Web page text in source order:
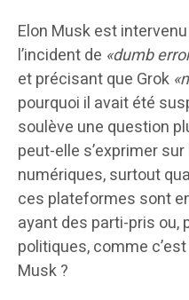
Elon Musk est
l’incident de «dumb
et précisant que Grok
pourquoi il avait été
soulève une question
peut-elle s’exprimer
numériques, surtout
ces plateformes sont
ayant des parti-pris ou,
politiques, comme
Musk ?